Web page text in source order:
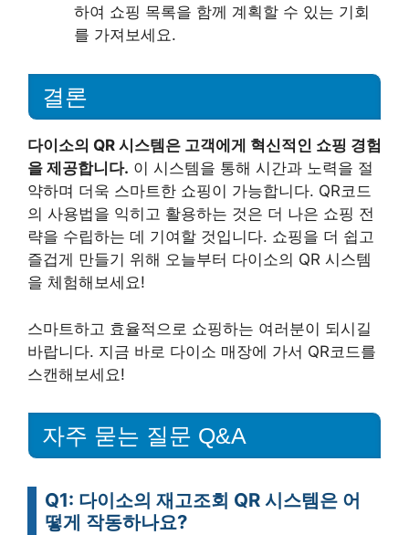
하여 쇼핑 목록을 함께 계획할 수 있는 기회
를 가져보세요.
결론
다이소의 QR 시스템은 고객에게 혁신적인 쇼핑 경험
을 제공합니다. 이 시스템을 통해 시간과 노력을 절
약하며 더욱 스마트한 쇼핑이 가능합니다. QR코드
의 사용법을 익히고 활용하는 것은 더 나은 쇼핑 전
략을 수립하는 데 기여할 것입니다. 쇼핑을 더 쉽고
즐겁게 만들기 위해 오늘부터 다이소의 QR 시스템
을 체험해보세요!
스마트하고 효율적으로 쇼핑하는 여러분이 되시길
바랍니다. 지금 바로 다이소 매장에 가서 QR코드를
스캔해보세요!
자주 묻는 질문 Q&A
Q1: 다이소의 재고조회 QR 시스템은 어
떻게 작동하나요?